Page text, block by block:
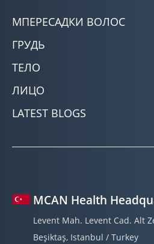
МПЕРЕСАДКИ ВОЛОС
ГРУДЬ
ТЕЛО
ЛИЦО
LATEST BLOGS
MCAN Health
Levent Mah. Levent Cad. Alt
Beşiktaş, Istanbul / Turkey